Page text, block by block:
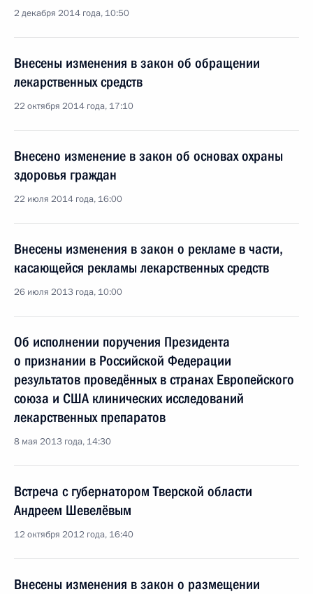
2 декабря 2014 года, 10:50
Внесены изменения в закон об обращении
лекарственных средств
22 октября 2014 года, 17:10
Внесено изменение в закон об основах охраны
здоровья граждан
22 июля 2014 года, 16:00
Внесены изменения в закон о рекламе в части,
касающейся рекламы лекарственных средств
26 июля 2013 года, 10:00
Об исполнении поручения Президента
о признании в Российской Федерации
результатов проведённых в странах Европейского
союза и США клинических исследований
лекарственных препаратов
8 мая 2013 года, 14:30
Встреча с губернатором Тверской области
Андреем Шевелёвым
12 октября 2012 года, 16:40
Внесены изменения в закон о размещении